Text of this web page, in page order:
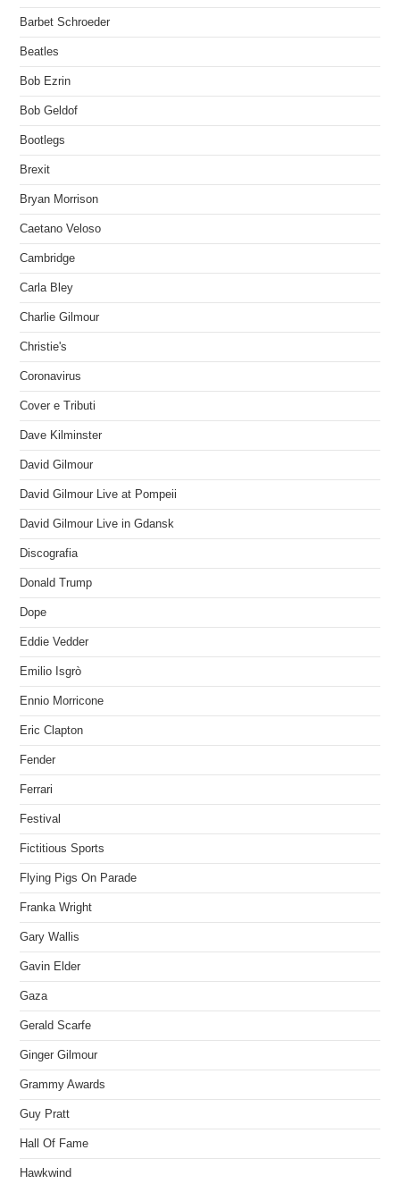
Barbet Schroeder
Beatles
Bob Ezrin
Bob Geldof
Bootlegs
Brexit
Bryan Morrison
Caetano Veloso
Cambridge
Carla Bley
Charlie Gilmour
Christie's
Coronavirus
Cover e Tributi
Dave Kilminster
David Gilmour
David Gilmour Live at Pompeii
David Gilmour Live in Gdansk
Discografia
Donald Trump
Dope
Eddie Vedder
Emilio Isgrò
Ennio Morricone
Eric Clapton
Fender
Ferrari
Festival
Fictitious Sports
Flying Pigs On Parade
Franka Wright
Gary Wallis
Gavin Elder
Gaza
Gerald Scarfe
Ginger Gilmour
Grammy Awards
Guy Pratt
Hall Of Fame
Hawkwind